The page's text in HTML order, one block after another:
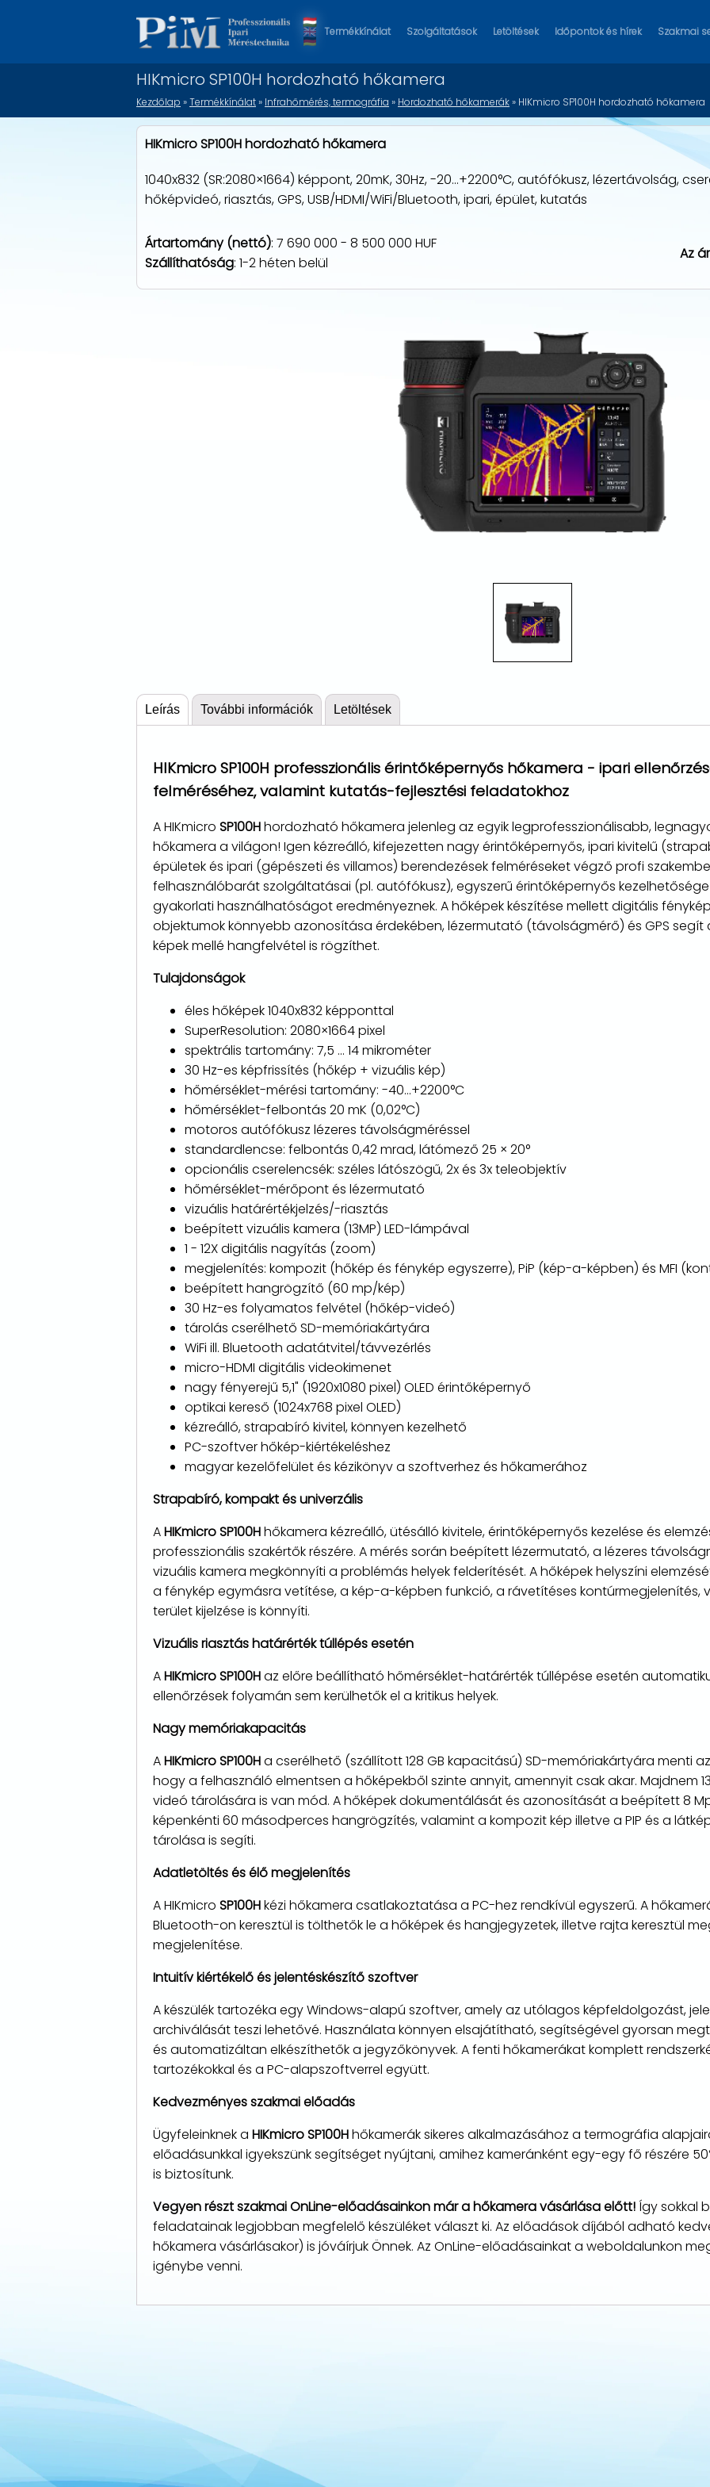
Termékkínálat Szolgáltatások Letöltések Időpontok és hírek Szakmai
HIKmicro SP100H hordozható hőkamera
Kezdőlap »Termékkínálat» Infrahőmérés, termográfia » Hordozható hőkamerák» HIKmicro SP100H hordozható hőkamera
HIKmicro SP100H hordozható hőkamera
1040x832 (SR:2080×1664) képpont, 20mK, 30Hz, -20...+2200°C, autófókusz, lézertávolság,
hőképvideó, riasztás, GPS, USB/HDMI/WiFi/Bluetooth, ipari, épület, kutatás
Ártartomány (nettó): 7 690 000 - 8 500 000 HUF
Szállíthatóság: 1-2 héten belül
Az
Leírás További információk Letöltések
HIKmicro SP100H professzionálisérintőképernyős hőkamera - ipari
felméréséhez, valamint kutatás-fejlesztési feladatokhoz
A HIKmicro SP100Hhordozható hőkamera jelenleg az egyik legprofesszionálisabb,
hőkamera a világon! Igen kézreálló, kifejezetten nagy érintőképernyős, ipari kivitelű
épületek és ipari (gépészeti és villamos) berendezések felméréseket végző profi
felhasználóbarát szolgáltatásai (pl. autófókusz), egyszerű érintőképernyős
gyakorlati használhatóságot eredményeznek. A hőképek készítése mellett digitális
objektumok könnyebb azonosítása érdekében, lézermutató (távolságmérő) és GPS segít
képek mellé hangfelvétel is rögzíthet.
Tulajdonságok
éles hőképek 1040x832 képponttal
SuperResolution: 2080×1664 pixel
spektrális tartomány: 7,5 ... 14 mikrométer
30 Hz-es képfrissítés (hőkép + vizuális kép)
hőmérséklet-mérési tartomány: -40...+2200°C
hőmérséklet-felbontás 20 mK (0,02°C)
motoros autófókusz lézeres távolságméréssel
standardlencse: felbontás 0,42 mrad, látómező 25 × 20°
opcionális cserelencsék: széles látószögű, 2x és 3x teleobjektív
hőmérséklet-mérőpont és lézermutató
vizuális határértékjelzés/-riasztás
beépített vizuális kamera (13MP) LED-lámpával
1 - 12X digitális nagyítás (zoom)
megjelenítés: kompozit (hőkép és fénykép egyszerre), PiP (kép-a-képben) és MFI
beépített hangrögzítő (60 mp/kép)
30 Hz-es folyamatos felvétel (hőkép-videó)
tárolás cserélhető SD-memóriakártyára
WiFi ill. Bluetooth adatátvitel/távvezérlés
micro-HDMI digitális videokimenet
nagy fényerejű 5,1" (1920x1080 pixel) OLED érintőképernyő
optikai kereső (1024x768 pixel OLED)
kézreálló, strapabíró kivitel, könnyen kezelhető
PC-szoftver hőkép-kiértékeléshez
magyar kezelőfelület és kézikönyv a szoftverhez és hőkamerához
Strapabíró, kompakt és univerzális
AHIKmicro SP100Hhőkamera kézreálló, ütésálló kivitele, érintőképernyős kezelése és
professzionális szakértők részére. A mérés során beépített lézermutató, a lézeres
vizuális kamera megkönnyíti a problémás helyek felderítését. A hőképek helyszíni
a fénykép egymásra vetítése, a kép-a-képben funkció, a rávetítéses kontúrmegjelenítés,
terület kijelzése is könnyíti.
Vizuális riasztás határérték túllépés esetén
AHIKmicro SP100Haz előre beállítható hőmérséklet-határérték túllépése esetén
ellenőrzések folyamán sem kerülhetők el a kritikus helyek.
Nagy memóriakapacitás
AHIKmicro SP100Ha cserélhető (szállított 128 GB kapacitású) SD-memóriakártyára menti
hogy a felhasználó elmentsen a hőképekből szinte annyit, amennyit csak akar. Majdnem
videó tárolására is van mód. A hőképek dokumentálását és azonosítását a beépített 8
képenkénti 60 másodperces hang­rögzítés, valamint a kompozit kép illetve a PIP és a
tárolása is segíti.
Adatletöltésés élő megjelenítés
A HIKmicro SP100Hkézi hőkamera csatlakoztatása a PC-hez rendkívül egyszerű. A
Bluetooth-on keresztül is tölthetők le a hőképek és hangjegyzetek, illetve rajta keresztül
megjelenítése.
Intuitív kiértékelő és jelentéskészítő szoftver
A készülék tartozéka egy Windows-alapú szoftver, amely az utólagos képfeldolgozást,
archiválását teszi lehetővé. Használata könnyen elsajátítható, segítségével gyorsan
és automatizáltan elkészíthetők a jegyzőkönyvek. A fenti hőkamerákat komplett
tartozékokkal és a PC-alapszoftverrel együtt.
Kedvezményes szakmai előadás
Ügyfeleinknek a HIKmicro SP100Hhőkamerák sikeres alkalmazásához a termográfia
előadásunkkal igyekszünk segítséget nyújtani, amihez kameránként egy-egy fő részére
is biztosítunk.
Vegyen részt szakmai OnLine-előadásainkon már a hőkamera vásárlása előtt! Így sokkal
feladatainak legjobban megfelelő készüléket választ ki. Az előadások díjából adható
hőkamera vásárlásakor) is jóváírjuk Önnek. Az OnLine-előadásainkat a weboldalunkon
igénybe venni.
8 db